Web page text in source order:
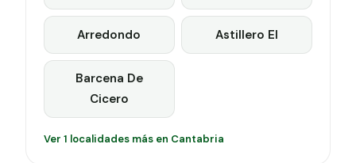
Arredondo Astillero El
Barcena De
Cicero
Ver 1 localidades más en Cantabria